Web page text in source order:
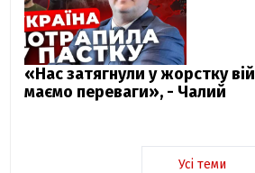
«Нас затягнули у жорстку
маємо переваги», - Чалий
Усі теми